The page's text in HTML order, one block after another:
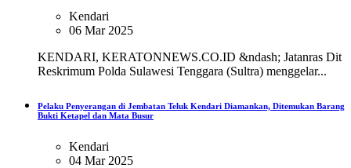
Kendari
06 Mar 2025
KENDARI, KERATONNEWS.CO.ID &ndash; Jatanras Dit
Reskrimum Polda Sulawesi Tenggara (Sultra) menggelar...
Pelaku Penyerangan di Jembatan Teluk Kendari Diamankan, Ditemukan Barang
Bukti Ketapel dan Mata Busur
Kendari
04 Mar 2025